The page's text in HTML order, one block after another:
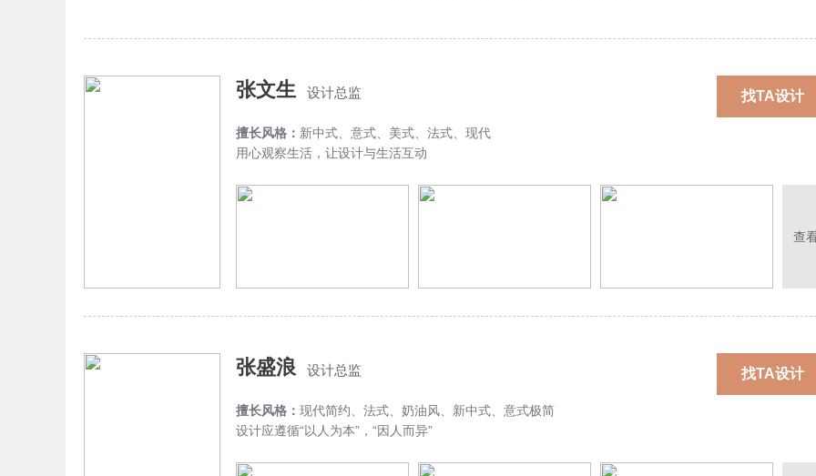
张文生 设计总监 找TA设计
擅长风格： 新中式、意式、美式、法式、现代
用心观察生活，让设计与生活互动
查
张盛浪 设计总监 找TA设计
擅长风格： 现代简约、法式、奶油风、新中式、意式极简
设计应遵循“以人为本”，“因人而异”